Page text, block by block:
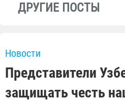
ДРУГИЕ ПОСТЫ
Новости
Представители
защищать честь